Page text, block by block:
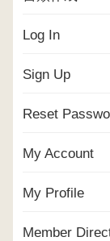
Log In
Sign Up
Reset
My Account
My Profile
Member